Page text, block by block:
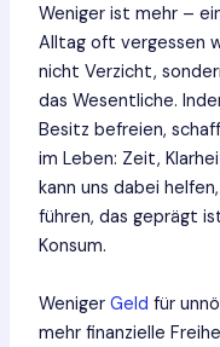
Weniger ist mehr –
Alltag oft vergessen
nicht Verzicht,
das Wesentliche.
Besitz befreien,
im Leben: Zeit,
kann uns dabei
führen, das geprägt
Konsum.
Weniger Geld für
mehr finanzielle